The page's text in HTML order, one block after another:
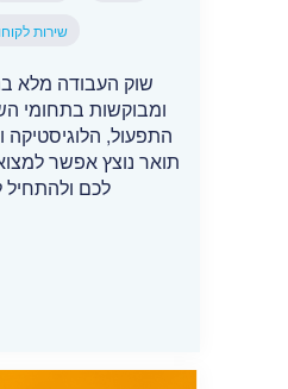
שירות
שוק העבודה מלא
ומבוקשות בתחומי
התפעול,
תואר נוצץ אפשר
לכם